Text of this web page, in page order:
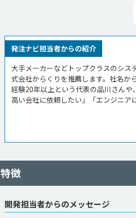
発注ナビ担当者からの紹介
大手メーカーなどトップクラスのシス
式会社からくりを推薦します。社名
経験20年以上という代表の品川さん
高い会社に依頼したい」「エンジニア
特徴
開発担当者からのメッセージ